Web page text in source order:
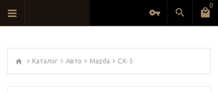
0
Каталог Авто Mazda CX-5